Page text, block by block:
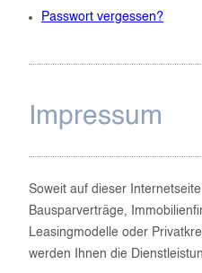
Passwort vergessen?
Impressum
Soweit auf dieser Internetseite
Bausparverträge,
Leasingmodelle oder
werden Ihnen die